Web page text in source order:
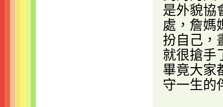
是外貌協
處，詹媽
扮自己，
就很搶手
畢竟大家
守一生的